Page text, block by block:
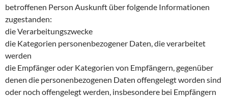
betroffenen Person Auskunft über folgende Informationen
zugestanden:
die Verarbeitungszwecke
die Kategorien personenbezogener Daten, die verarbeitet
werden
die Empfänger oder Kategorien von Empfängern, gegenüber
denen die personenbezogenen Daten offengelegt worden sind
oder noch offengelegt werden, insbesondere bei Empfängern